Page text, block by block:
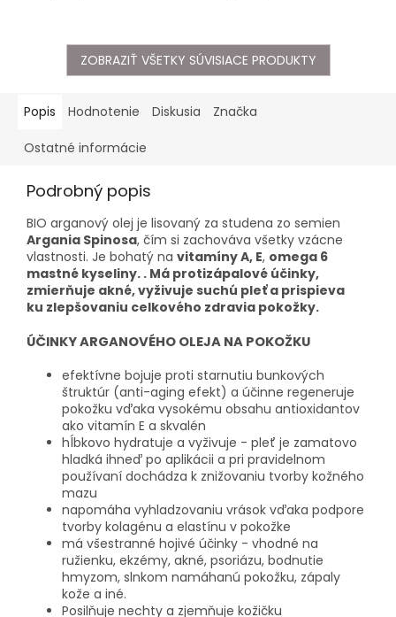
ZOBRAZIŤ VŠETKY SÚVISIACE PRODUKTY
Popis Hodnotenie Diskusia Značka
Ostatné informácie
Podrobný popis
BIO arganový olej je lisovaný za studena zo semien
Argania Spinosa, čím si zachováva všetky vzácne
vlastnosti. Je bohatý na vitamíny A, E, omega 6
mastné kyseliny. . Má protizápalové účinky,
zmierňuje akné,vyživuje suchú pleťa prispieva
ku zlepšovaniu celkového zdravia pokožky.
ÚČINKY ARGANOVÉHO OLEJA NA POKOŽKU
efektívne bojuje proti starnutiu bunkových
štruktúr (anti-aging efekt) a účinne regeneruje
pokožku vďaka vysokému obsahu antioxidantov
ako vitamín E a skvalén
hĺbkovo hydratuje a vyživuje - pleť je zamatovo
hladká ihneď po aplikácii a pri pravidelnom
používaní dochádza k znižovaniu tvorby kožného
mazu
napomáha vyhladzovaniu vrások vďaka podpore
tvorby kolagénu a elastínu v pokožke
má všestranné hojivé účinky - vhodné na
ružienku, ekzémy, akné, psoriázu, bodnutie
hmyzom, slnkom namáhanú pokožku, zápaly
kože a iné.
Posilňuje nechty a zjemňuje kožičku